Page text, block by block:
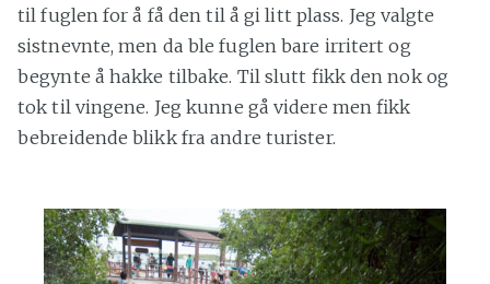
til fuglen for å få den til å gi litt plass. Jeg valgte
sistnevnte, men da ble fuglen bare irritert og
begynte å hakke tilbake. Til slutt fikk den nok og
tok til vingene. Jeg kunne gå videre men fikk
bebreidende blikk fra andre turister.